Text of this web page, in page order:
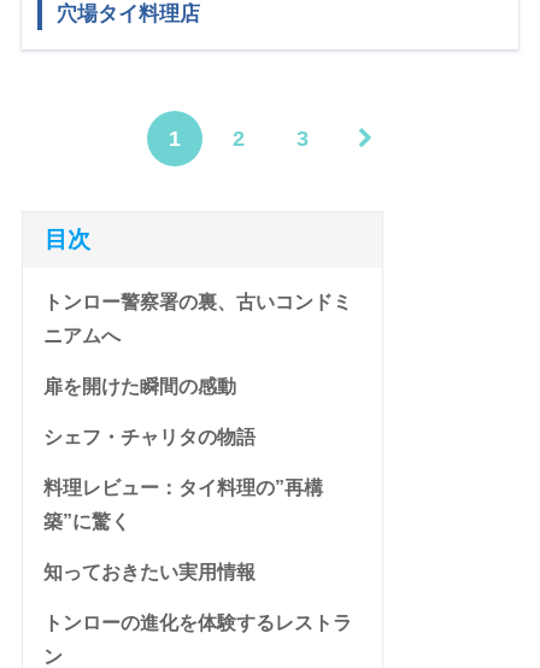
穴場タイ料理店
1 2 3
目次
トンロー警察署の裏、古いコンドミ
ニアムへ
扉を開けた瞬間の感動
シェフ・チャリタの物語
料理レビュー：タイ料理の”再構
築”に驚く
知っておきたい実用情報
トンローの進化を体験するレストラ
ン